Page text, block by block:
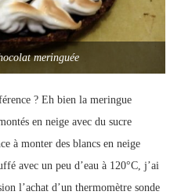
meringuée
? Eh bien la meringue
en neige avec du sucre
à monter des blancs en neige
avec un peu d’eau à 120°C, j’ai
l’achat d’un thermomètre sonde